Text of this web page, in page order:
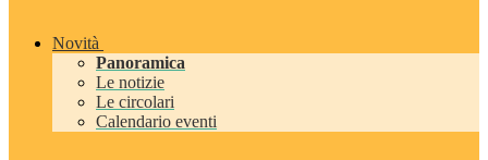
Novità
Panoramica
Le notizie
Le circolari
Calendario eventi